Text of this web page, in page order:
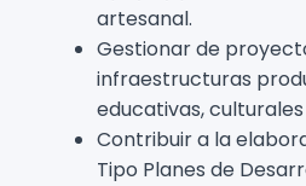
artesanal.
Gestionar de
infraestructuras
educativas,
Contribuir a la
Tipo Planes de